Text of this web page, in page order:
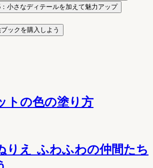
小さなディテールを加えて魅力アップ
ックを購入しよう
トの色の塗り方
りえ ふわふわの仲間たち